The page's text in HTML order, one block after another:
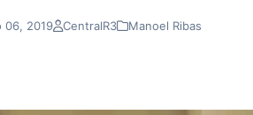
06, 2019 CentralR3 Manoel Ribas